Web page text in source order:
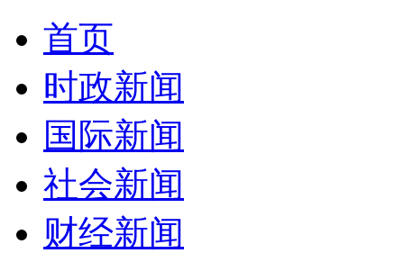
首页
时政新闻
国际新闻
社会新闻
财经新闻